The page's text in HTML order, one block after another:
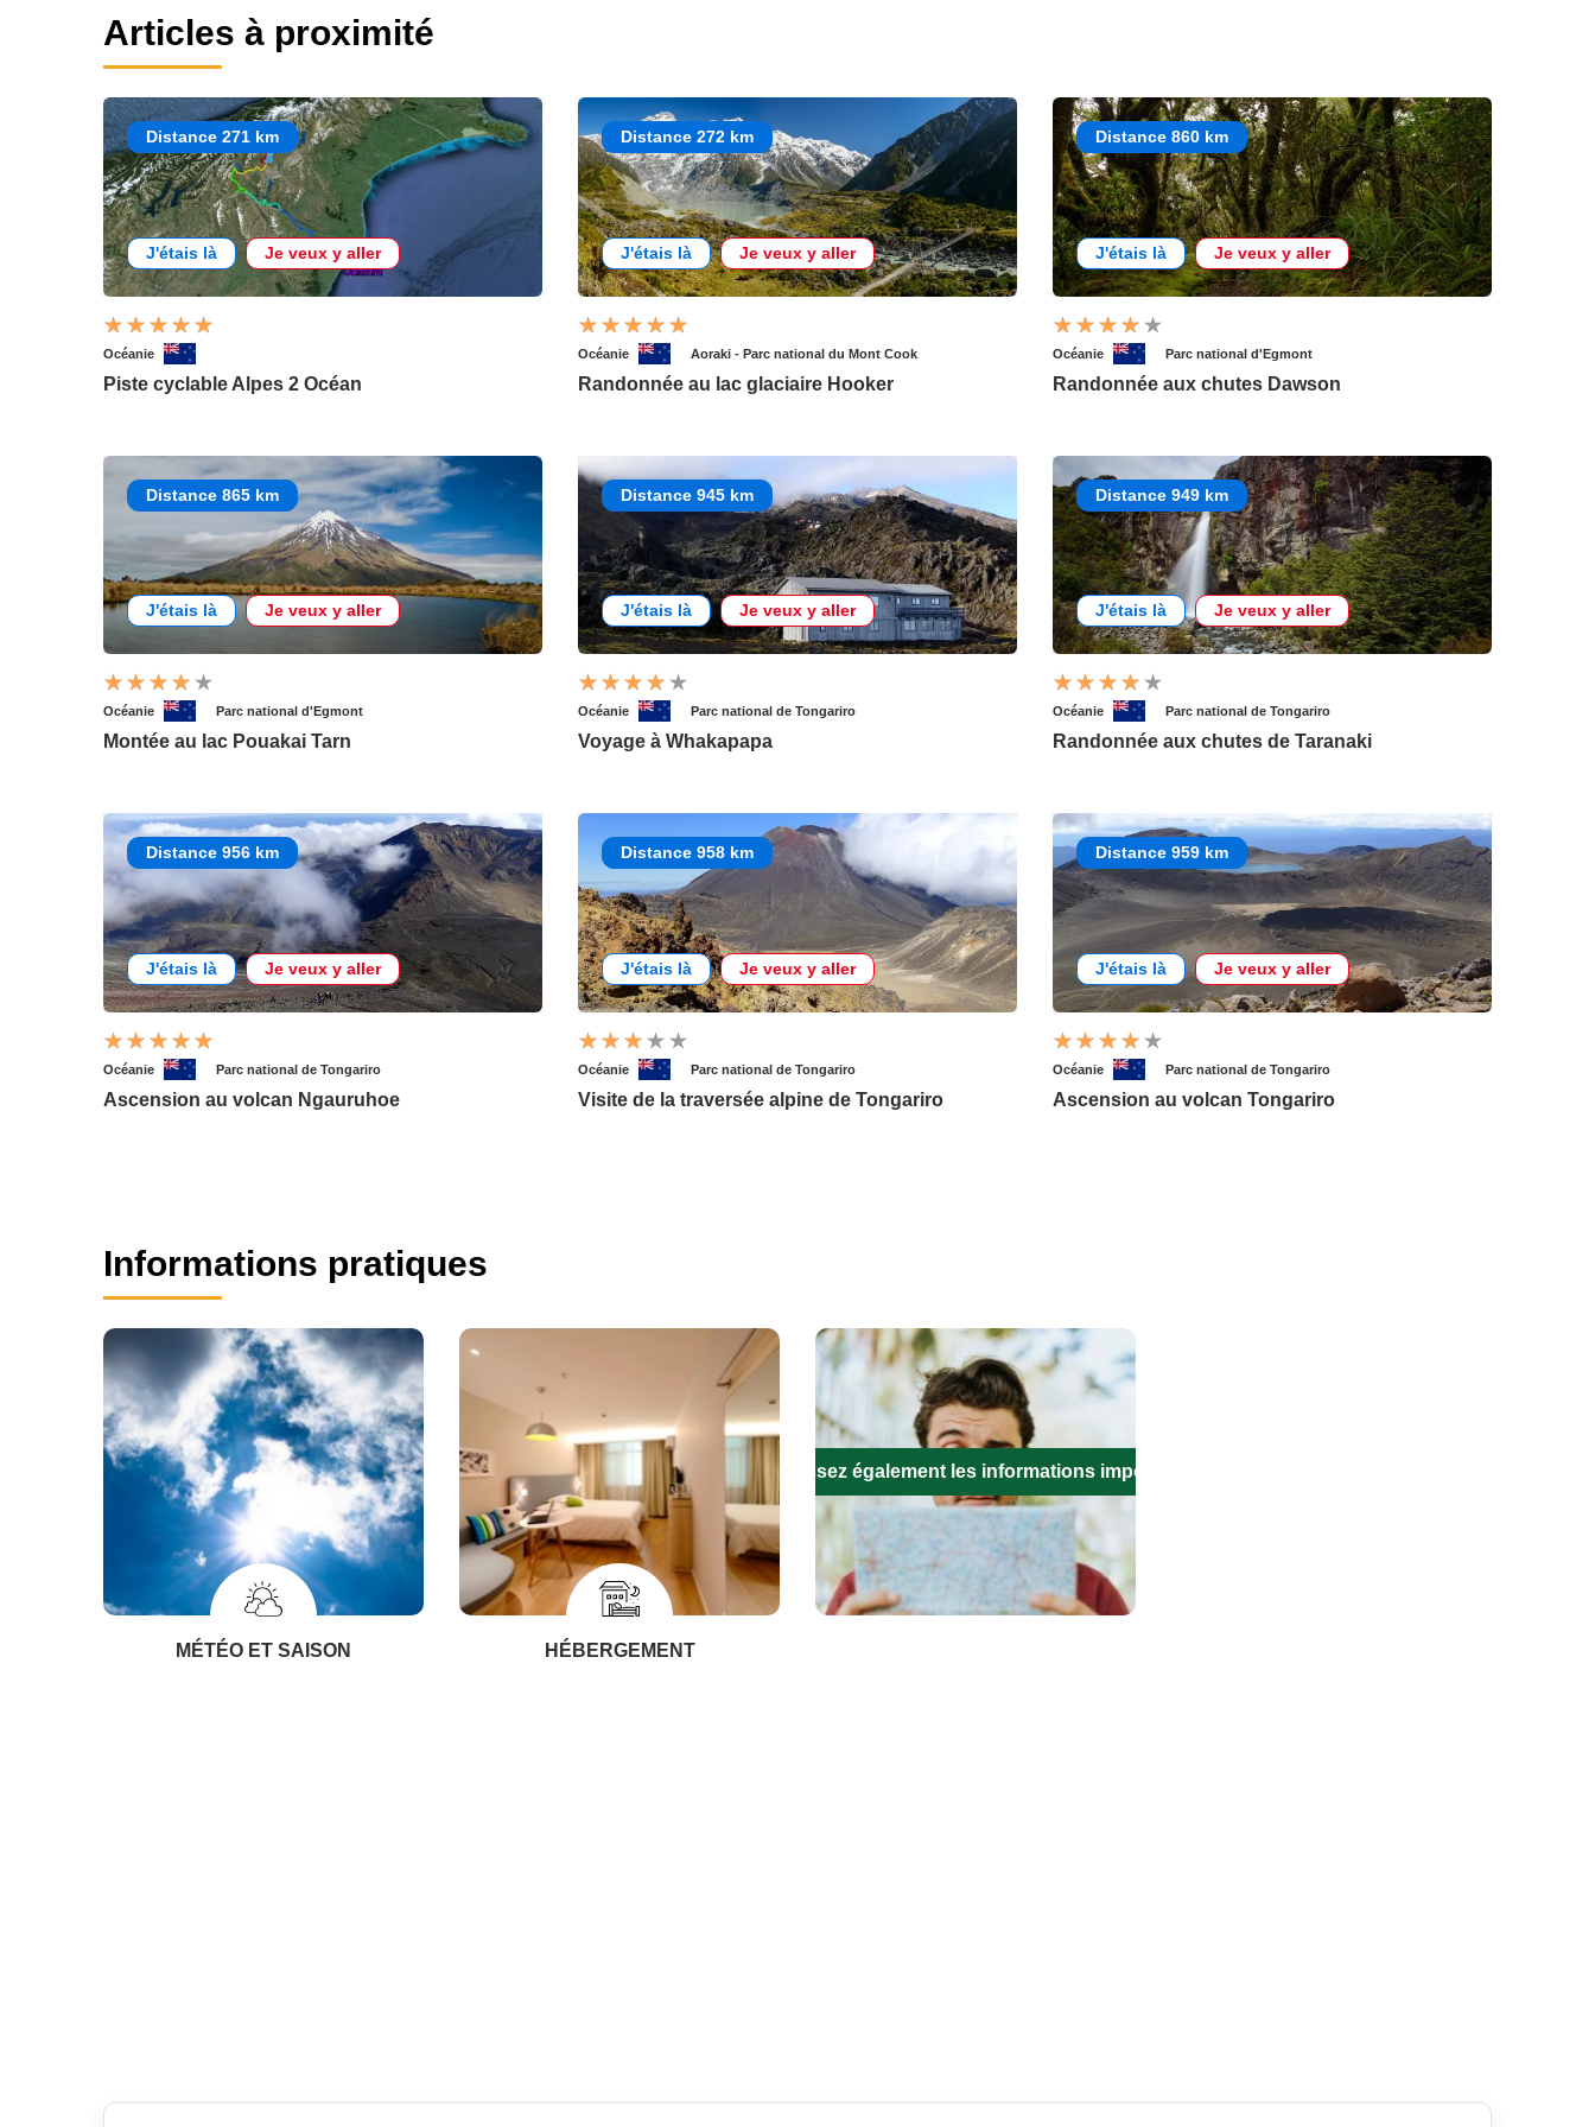
Articles à proximité
Distance 271 km
J'étais là Je veux y aller
Océanie
Piste cyclable Alpes 2 Océan
Distance 272 km
J'étais là Je veux y aller
Océanie Aoraki - Parc national du Mont Cook
Randonnée au lac glaciaire Hooker
Distance 860 km
J'étais là Je veux y aller
Océanie Parc national d'Egmont
Randonnée aux chutes Dawson
Distance 865 km
J'étais là Je veux y aller
Océanie Parc national d'Egmont
Montée au lac Pouakai Tarn
Distance 945 km
J'étais là Je veux y aller
Océanie Parc national de Tongariro
Voyage à Whakapapa
Distance 949 km
J'étais là Je veux y aller
Océanie Parc national de Tongariro
Randonnée aux chutes de Taranaki
Distance 956 km
J'étais là Je veux y aller
Océanie Parc national de Tongariro
Ascension au volcan Ngauruhoe
Distance 958 km
J'étais là Je veux y aller
Océanie Parc national de Tongariro
Visite de la traversée alpine de Tongariro
Distance 959 km
J'étais là Je veux y aller
Océanie Parc national de Tongariro
Ascension au volcan Tongariro
Informations pratiques
MÉTÉO ET SAISON HÉBERGEMENT
Remplissez également les informations importantes